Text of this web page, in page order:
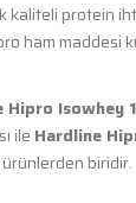
kaliteli protein
ham maddesi
Hipro Isowhey
ile Hardline
biridir.